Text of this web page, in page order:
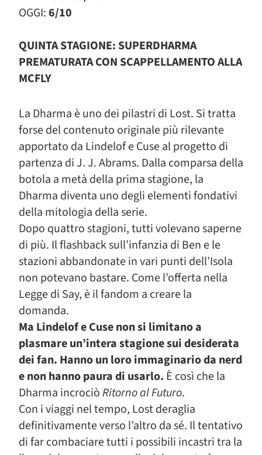
OGGI:6/10
QUINTA STAGIONE: SUPERDHARMA
PREMATURATA CON SCAPPELLAMENTO ALLA
MCFLY
La Dharma è uno dei pilastri di Lost. Si tratta
forse del contenuto originale più rilevante
apportato da Lindelof e Cuse al progetto di
partenza di J. J. Abrams. Dalla comparsa della
botola a metà della prima stagione, la
Dharma diventa uno degli elementi fondativi
della mitologia della serie.
Dopo quattro stagioni, tutti volevano saperne
di più. Il flashback sull’infanzia di Ben e le
stazioni abbandonate in vari punti dell’Isola
non potevano bastare. Come l’offerta nella
Legge di Say, è il fandom a creare la
domanda.
Ma Lindelof e Cuse non si limitano a
plasmare un’intera stagione sui desiderata
dei fan. Hanno un loro immaginario da nerd
e non hanno paura di usarlo. È così che la
Dharma incrociòRitorno al Futuro.
Con i viaggi nel tempo, Lost deraglia
definitivamente verso l’altro da sé. Il tentativo
di far combaciare tutti i possibili incastri tra la